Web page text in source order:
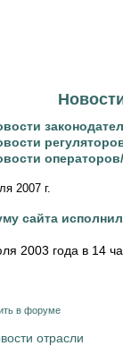
2007 г.
сайта
2003 года в 14
в форуме
отрасли